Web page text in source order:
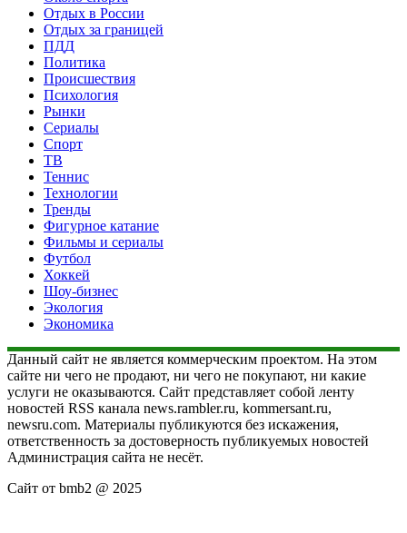
Отдых в России
Отдых за границей
ПДД
Политика
Происшествия
Психология
Рынки
Сериалы
Спорт
ТВ
Теннис
Технологии
Тренды
Фигурное катание
Фильмы и сериалы
Футбол
Хоккей
Шоу-бизнес
Экология
Экономика
Данный сайт не является коммерческим проектом. На этом
сайте ни чего не продают, ни чего не покупают, ни какие
услуги не оказываются. Сайт представляет собой ленту
новостей RSS канала news.rambler.ru, kommersant.ru,
newsru.com. Материалы публикуются без искажения,
ответственность за достоверность публикуемых новостей
Администрация сайта не несёт.
Сайт от bmb2 @ 2025